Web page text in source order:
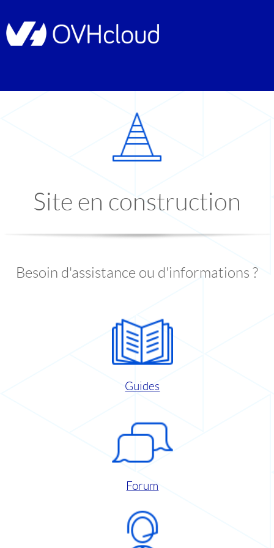
Site en construction
Besoin d'assistance ou d'informations ?
Guides
Forum